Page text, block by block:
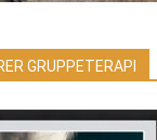
GRUPPETERAPI